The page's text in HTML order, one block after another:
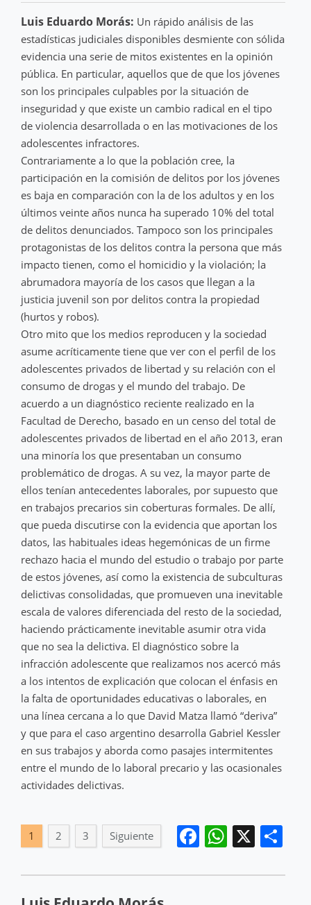
Luis Eduardo Morás: Un rápido análisis de las
estadísticas judiciales disponibles desmiente con sólida
evidencia una serie de mitos existentes en la opinión
pública. En particular, aquellos que de que los jóvenes
son los principales culpables por la situación de
inseguridad y que existe un cambio radical en el tipo
de violencia desarrollada o en las motivaciones de los
adolescentes infractores.
Contrariamente a lo que la población cree, la
participación en la comisión de delitos por los jóvenes
es baja en comparación con la de los adultos y en los
últimos veinte años nunca ha superado 10% del total
de delitos denunciados. Tampoco son los principales
protagonistas de los delitos contra la persona que más
impacto tienen, como el homicidio y la violación; la
abrumadora mayoría de los casos que llegan a la
justicia juvenil son por delitos contra la propiedad
(hurtos y robos).
Otro mito que los medios reproducen y la sociedad
asume acríticamente tiene que ver con el perfil de los
adolescentes privados de libertad y su relación con el
consumo de drogas y el mundo del trabajo. De
acuerdo a un diagnóstico reciente realizado en la
Facultad de Derecho, basado en un censo del total de
adolescentes privados de libertad en el año 2013, eran
una minoría los que presentaban un consumo
problemático de drogas. A su vez, la mayor parte de
ellos tenían antecedentes laborales, por supuesto que
en trabajos precarios sin coberturas formales. De allí,
que pueda discutirse con la evidencia que aportan los
datos, las habituales ideas hegemónicas de un firme
rechazo hacia el mundo del estudio o trabajo por parte
de estos jóvenes, así como la existencia de subculturas
delictivas consolidadas, que promueven una inevitable
escala de valores diferenciada del resto de la sociedad,
haciendo prácticamente inevitable asumir otra vida
que no sea la delictiva. El diagnóstico sobre la
infracción adolescente que realizamos nos acercó más
a los intentos de explicación que colocan el énfasis en
la falta de oportunidades educativas o laborales, en
una línea cercana a lo que David Matza llamó “deriva”
y que para el caso argentino desarrolla Gabriel Kessler
en sus trabajos y aborda como pasajes intermitentes
entre el mundo de lo laboral precario y las ocasionales
actividades delictivas.
Facebook
X
1 2 3 Siguiente